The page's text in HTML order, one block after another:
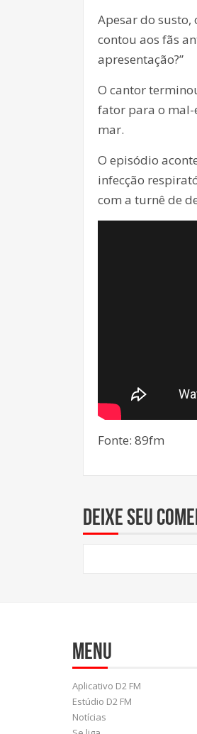
Apesar do susto,
contou aos fãs
apresentação?”
O cantor
fator para o mal-
mar.
O episódio
infecção
com a turnê de
Fonte: 89fm
Deixe seu
Menu
Aplicativo D2 FM
Estúdio D2 FM
Notícias